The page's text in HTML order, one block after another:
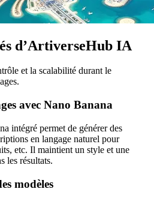
d’ArtiverseHub IA
et la scalabilité durant le
avec Nano Banana
intégré permet de générer des
en langage naturel pour
etc. Il maintient un style et une
les résultats.
modèles